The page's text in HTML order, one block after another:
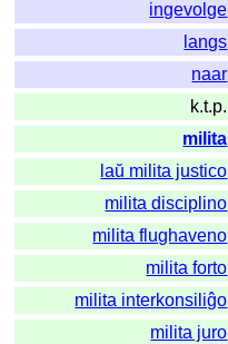
ingevolge
langs
naar
k.t.p.
milita
laŭ milita justico
milita disciplino
milita flughaveno
milita forto
milita interkonsiliĝo
milita juro